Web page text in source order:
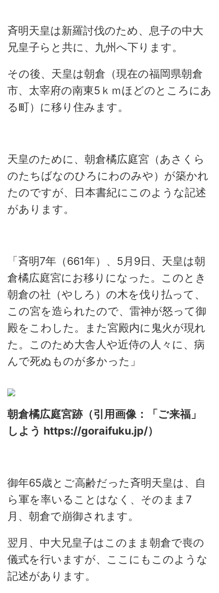
斉明天皇は新羅討伐のため、息子の中大
兄皇子らと共に、九州へ下ります。
その後、天皇は朝倉（現在の福岡県朝倉
市、太宰府の南東5ｋｍほどのところにあ
る町）に移り住みます。
天皇のために、朝倉橘広庭宮（あさくら
のたちばなのひろにわのみや）が築かれ
たのですが、日本書紀にこのような記述
があります。
「斉明7年（661年）、5月9日、天皇は朝
倉橘広庭宮にお移りになった。このとき
朝倉の社（やしろ）の木を伐り払って、
この宮を造られたので、雷神が怒って御
殿をこわした。また宮殿内に鬼火が現れ
た。このため大舎人や近侍の人々に、病
んで死ぬものが多かった」
朝倉橘広庭宮跡（引用画像：「ご来福」
しよう https://goraifuku.jp/）
御年65歳とご高齢だった斉明天皇は、自
ら軍を率いることはなく、そのまま7
月、朝倉で崩御されます。
翌月、中大兄皇子はこのまま朝倉で喪の
儀式を行いますが、ここにもこのような
記述があります。